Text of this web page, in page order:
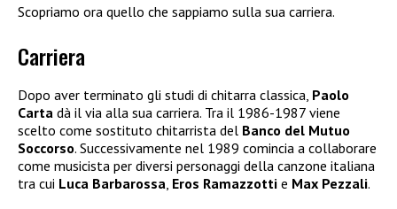
Scopriamo ora quello che sappiamo sulla sua carriera.
Carriera
Dopo aver terminato gli studi di chitarra classica, Paolo
Carta dà il via alla sua carriera. Tra il 1986-1987 viene
scelto come sostituto chitarrista del Banco del Mutuo
Soccorso. Successivamente nel 1989 comincia a collaborare
come musicista per diversi personaggi della canzone italiana
tra cui Luca Barbarossa, Eros Ramazzotti e Max Pezzali.